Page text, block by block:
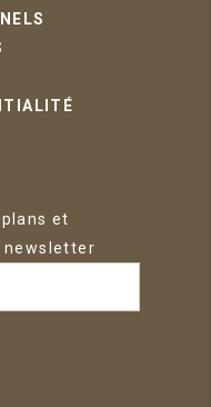
et
newsletter